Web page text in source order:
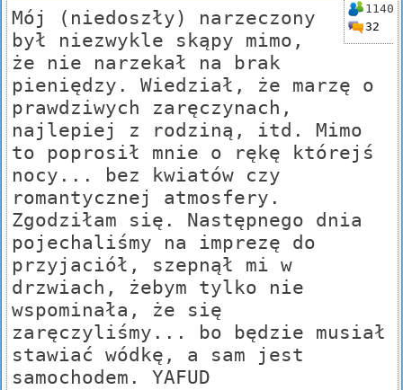
1140
32
Mój (niedoszły) narzeczony
był niezwykle skąpy mimo,
że nie narzekał na brak
pieniędzy. Wiedział, że marzę o
prawdziwych zaręczynach,
najlepiej z rodziną, itd. Mimo
to poprosił mnie o rękę którejś
nocy... bez kwiatów czy
romantycznej atmosfery.
Zgodziłam się. Następnego dnia
pojechaliśmy na imprezę do
przyjaciół, szepnął mi w
drzwiach, żebym tylko nie
wspominała, że się
zaręczyliśmy... bo będzie musiał
stawiać wódkę, a sam jest
samochodem. YAFUD